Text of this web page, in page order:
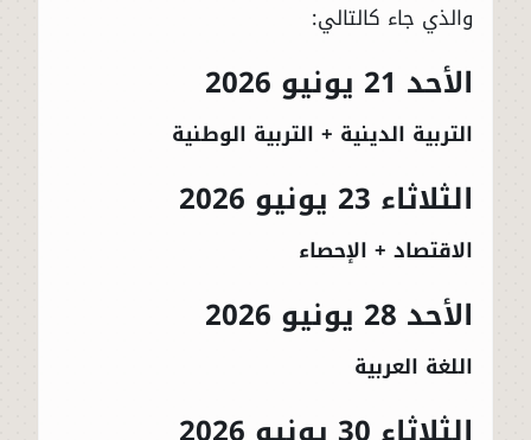
والذي جاء كالتالي:
الأحد 21 يونيو 2026
التربية الدينية + التربية الوطنية
الثلاثاء 23 يونيو 2026
الاقتصاد + الإحصاء
الأحد 28 يونيو 2026
اللغة العربية